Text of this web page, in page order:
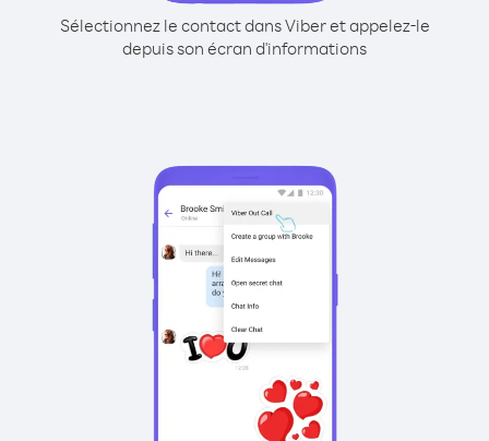
Sélectionnez le contact dans Viber et appelez-le
depuis son écran d'informations